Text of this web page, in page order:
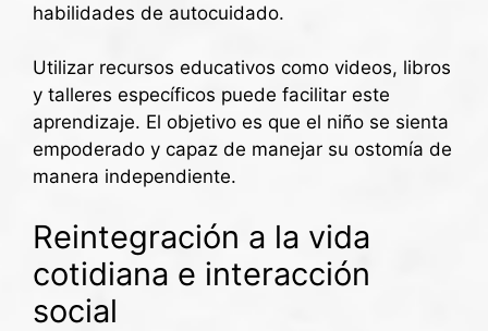
habilidades de autocuidado.
Utilizar recursos educativos como videos, libros
y talleres específicos puede facilitar este
aprendizaje. El objetivo es que el niño se sienta
empoderado y capaz de manejar su ostomía de
manera independiente.
Reintegración a la vida
cotidiana e interacción
social